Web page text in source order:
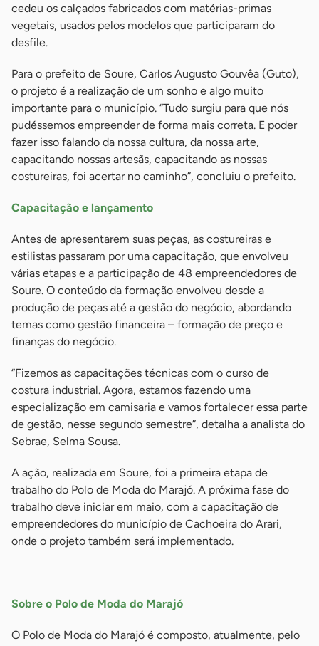
cedeu os calçados fabricados com matérias-primas
vegetais, usados pelos modelos que participaram do
desfile.
Para o prefeito de Soure, Carlos Augusto Gouvêa (Guto),
o projeto é a realização de um sonho e algo muito
importante para o município. “Tudo surgiu para que nós
pudéssemos empreender de forma mais correta. E poder
fazer isso falando da nossa cultura, da nossa arte,
capacitando nossas artesãs, capacitando as nossas
costureiras, foi acertar no caminho”, concluiu o prefeito.
Capacitação e lançamento
Antes de apresentarem suas peças, as costureiras e
estilistas passaram por uma capacitação, que envolveu
várias etapas e a participação de 48 empreendedores de
Soure. O conteúdo da formação envolveu desde a
produção de peças até a gestão do negócio, abordando
temas como gestão financeira – formação de preço e
finanças do negócio.
“Fizemos as capacitações técnicas com o curso de
costura industrial. Agora, estamos fazendo uma
especialização em camisaria e vamos fortalecer essa parte
de gestão, nesse segundo semestre”, detalha a analista do
Sebrae, Selma Sousa.
A ação, realizada em Soure, foi a primeira etapa de
trabalho do Polo de Moda do Marajó. A próxima fase do
trabalho deve iniciar em maio, com a capacitação de
empreendedores do município de Cachoeira do Arari,
onde o projeto também será implementado.
Sobre o Polo de Moda do Marajó
O Polo de Moda do Marajó é composto, atualmente, pelo